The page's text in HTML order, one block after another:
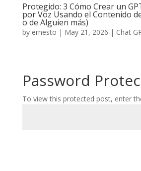
Protegido: 3 Cómo Crear un
por Voz Usando el Contenido
o de Alguien más)
by ernesto | May 21, 2026 | Chat
Password
To view this protected post, enter